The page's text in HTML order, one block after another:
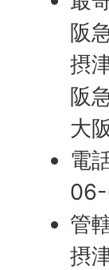
阪
摂
阪
大
電
管
摂